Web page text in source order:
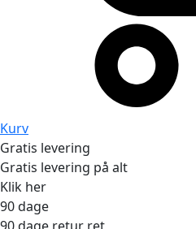
Kurv
Gratis levering
Gratis levering på alt
Klik her
90 dage